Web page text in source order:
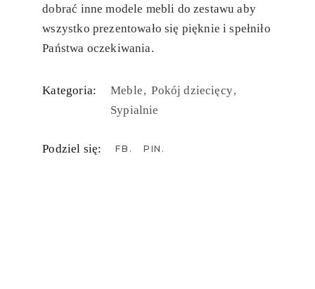
dobrać inne modele mebli do zestawu aby
wszystko prezentowało się pięknie i spełniło
Państwa oczekiwania.
Kategoria: Meble Pokój dziecięcy
Sypialnie
Podziel się: FB PIN